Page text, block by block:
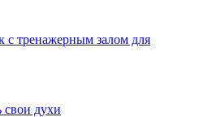
тренажерным залом для
свои духи